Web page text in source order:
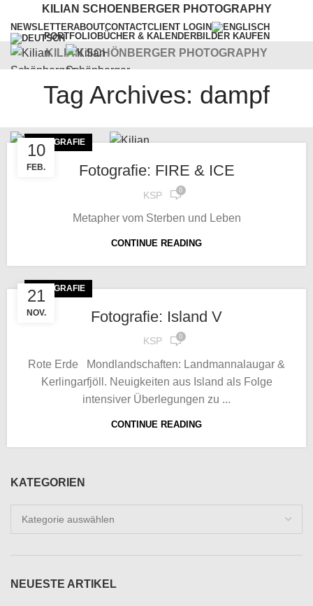
KILIAN SCHOENBERGER PHOTOGRAPHY
NEWSLETTERABOUTCONTACTCLIENT LOGIN
KILIAN SCHÖNBERGER PHOTOGRAPHY
PORTFOLIOBÜCHER & KALENDERBILDER KAUFEN
WORKSHOPSVORTRÄGESERVICESBLOG
Tag Archives: dampf
10
FEB.
FOTOGRAFIE
Fotografie: FIRE & ICE
KSP 0
Metapher vom Sterben und Leben
CONTINUE READING
21
NOV.
FOTOGRAFIE
Fotografie: Island V
KSP 0
Rote Erde Mondlandschaften: Landmannalaugar &
Kerlingarfjöll. Neuigkeiten aus Island als Folge
intensiver Überlegungen zu ...
CONTINUE READING
KATEGORIEN
Kategorien
NEUESTE ARTIKEL